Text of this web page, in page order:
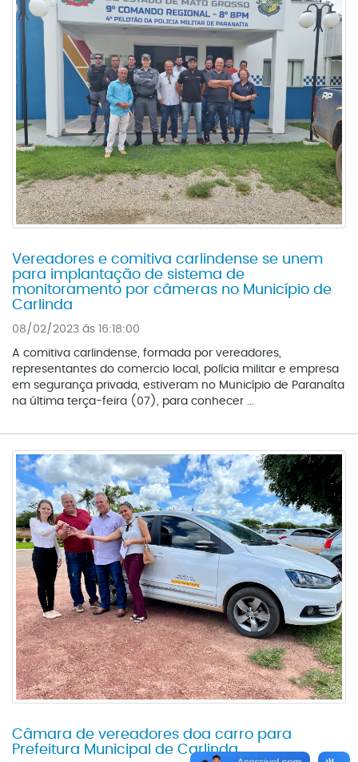
Vereadores e comitiva carlindense se unem
para implantação de sistema de
monitoramento por câmeras no Município de
Carlinda
08/02/2023 ás 16:18:00
A comitiva carlindense, formada por vereadores,
representantes do comercio local, polícia militar e empresa
em segurança privada, estiveram no Município de Paranaíta
na última terça-feira (07), para conhecer ...
Câmara de vereadores doa carro para
Prefeitura Municipal de Carlinda